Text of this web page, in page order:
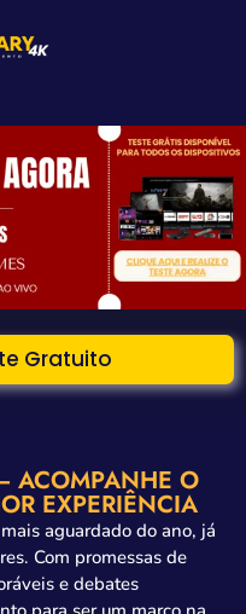
Gratuito
ACOMPANHE O
EXPERIÊNCIA
aguardado do ano, já
Com promessas de
e debates